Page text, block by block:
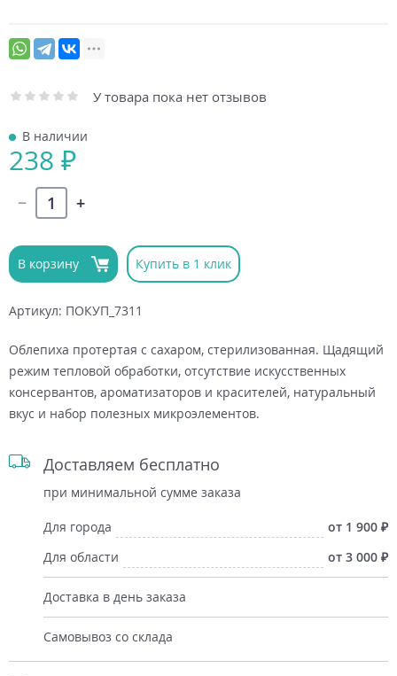
У товара пока нет отзывов
В наличии
238 ₽
В корзину Купить в 1 клик
Артикул: ПОКУП_7311
Облепиха протертая с сахаром, стерилизованная. Щадящий
режим тепловой обработки, отсутствие искусственных
консервантов, ароматизаторов и красителей, натуральный
вкус и набор полезных микроэлементов.
Доставляем бесплатно
при минимальной сумме заказа
Для города
от 1 900
Для области
от 3 000
Доставка в день заказа
Самовывоз со склада